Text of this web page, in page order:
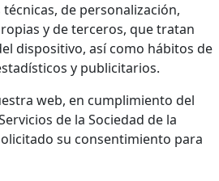
de personalización,
y de terceros, que tratan
dispositivo, así como hábitos de
y publicitarios.
web, en cumplimiento del
de la Sociedad de la
su consentimiento para